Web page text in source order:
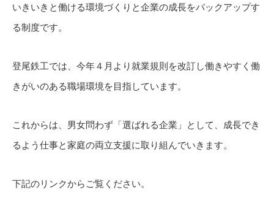
いきいきと働ける環境づくりと企業の成長をバックアップす
る制度です。
登尾鉄工では、今年４月より就業規則を改訂し働きやすく働
きがいのある職場環境を目指しています。
これからは、男女問わず「選ばれる企業」として、成長でき
るよう仕事と家庭の両立支援に取り組んでいきます。
下記のリンクからご覧ください。